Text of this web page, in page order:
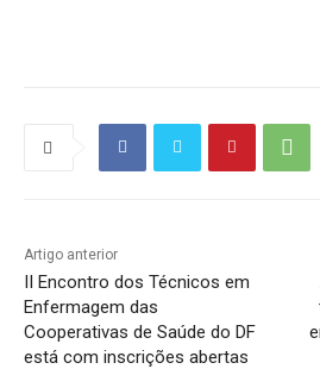
Artigo anterior
II Encontro dos Técnicos em
Enfermagem das
Cooperativas de Saúde do DF
está com inscrições abertas